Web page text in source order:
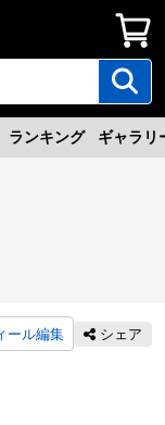
ランキング ギャラリ
ール編集 シェア